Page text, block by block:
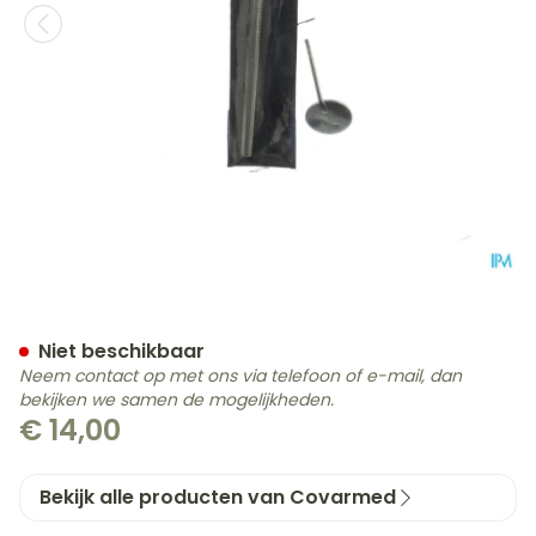
€ 14,00
Niet beschikbaar
Neem contact op met ons via telefoon of e-mail, dan
bekijken we samen de mogelijkheden.
Bekijk alle producten van Covarmed